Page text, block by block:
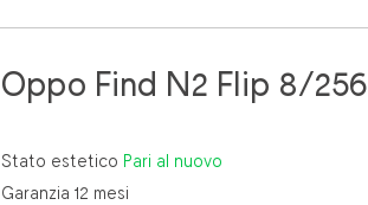
Oppo Find N2 Flip 8/256
Stato estetico
pari al nuovo
Garanzia 12 mesi